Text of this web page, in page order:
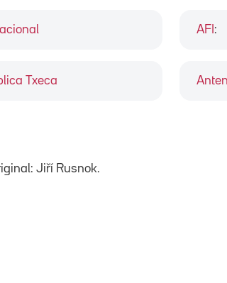
Txeca
AFI :
Jiří Rusnok.